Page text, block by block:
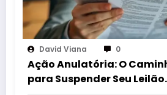
David Viana 0
Ação Anulatória: O
para Suspender Seu Leilão